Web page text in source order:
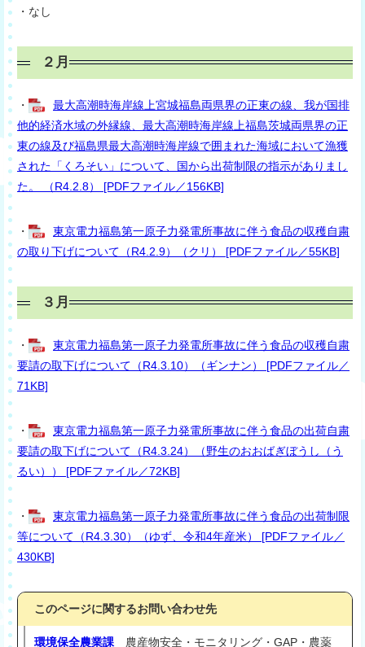
・なし
２月
・
最大高潮時海岸線上宮城福島両県界の正東の線、我が国排
他的経済水域の外縁線、最大高潮時海岸線上福島茨城両県界の正
東の線及び福島県最大高潮時海岸線で囲まれた海域において漁獲
された「くろそい」について、国から出荷制限の指示がありまし
た。 （R4.2.8） [PDFファイル／156KB]
・
東京電力福島第一原子力発電所事故に伴う食品の収穫自粛
の取り下げについて（R4.2.9）（クリ） [PDFファイル／55KB]
３月
・
東京電力福島第一原子力発電所事故に伴う食品の収穫自粛
要請の取下げについて（R4.3.10）（ギンナン） [PDFファイル／
71KB]
・
東京電力福島第一原子力発電所事故に伴う食品の出荷自粛
要請の取下げについて（R4.3.24）（野生のおおばぎぼうし（う
るい）） [PDFファイル／72KB]
・
東京電力福島第一原子力発電所事故に伴う食品の出荷制限
等について（R4.3.30）（ゆず、令和4年産米） [PDFファイル／
430KB]
このページに関するお問い合わせ先
環境保全農業課 農産物安全・モニタリング・GAP・農薬